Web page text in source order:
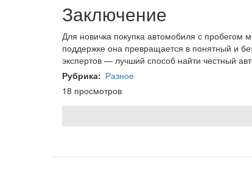
Заключение
Для новичка покупка автомобиля с пробегом
поддержке она превращается в понятный и
экспертов — лучший способ найти честный
Рубрика
Разное
18 просмотров